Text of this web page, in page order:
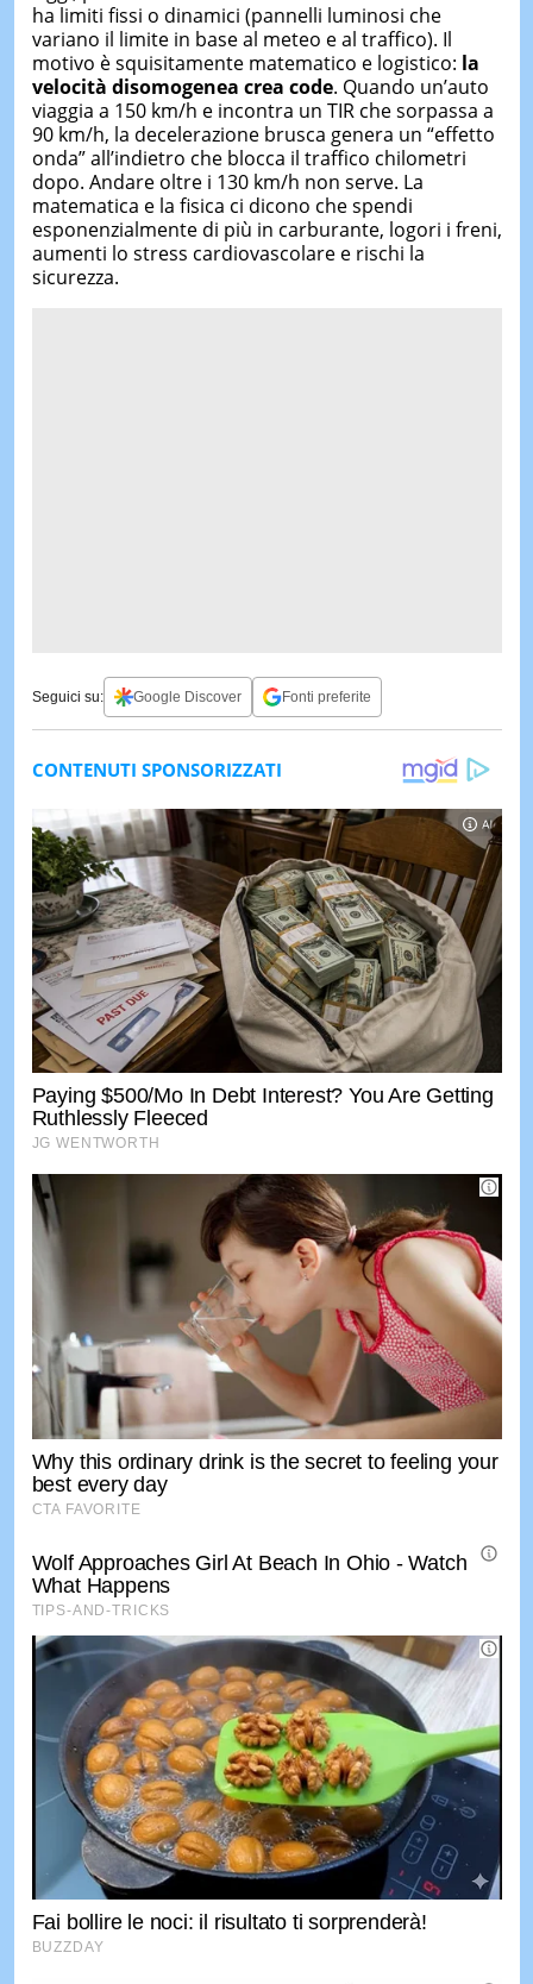
ha limiti fissi o dinamici (pannelli luminosi che
variano il limite in base al meteo e al traffico). Il
motivo è squisitamente matematico e logistico: la
velocità disomogenea crea code. Quando un’auto
viaggia a 150 km/h e incontra un TIR che sorpassa a
90 km/h, la decelerazione brusca genera un “effetto
onda” all’indietro che blocca il traffico chilometri
dopo. Andare oltre i 130 km/h non serve. La
matematica e la fisica ci dicono che spendi
esponenzialmente di più in carburante, logori i freni,
aumenti lo stress cardiovascolare e rischi la
sicurezza.
Seguici su: Google Discover Fonti preferite